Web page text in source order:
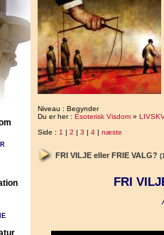
Niveau : Begynder
Du er her : Esoterisk Visdom »
Side : 1 | 2 | 3 | 4 | næste
FRI VILJE eller FRIE VALG?
FRI